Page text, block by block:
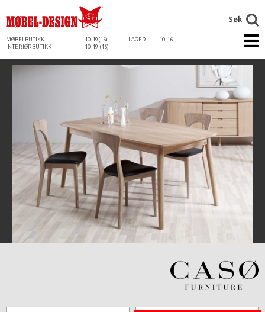
MØBELBUTIKK 10-19(16) LAGER
10-16
INTERIØRBUTIKK
10-19 (16)
Søk